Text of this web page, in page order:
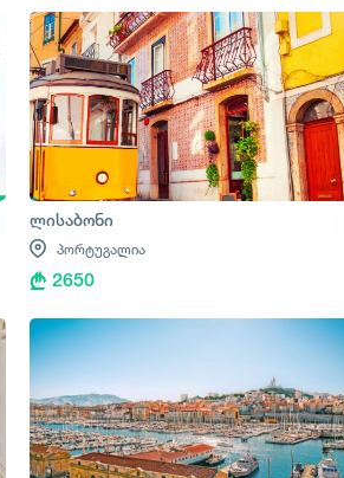
ლისაბონი
პორტუგალია
2650